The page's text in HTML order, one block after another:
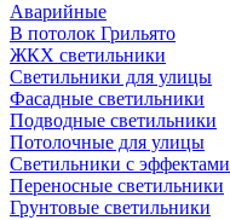
Аварийные
В потолок Грильято
ЖКХ светильники
Светильники для улицы
Фасадные светильники
Подводные светильники
Потолочные для улицы
Светильники с эффектами
Переносные светильники
Грунтовые светильники